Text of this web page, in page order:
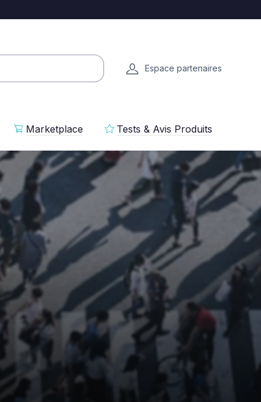
Espace partenaires
Marketplace Tests & Avis Produits